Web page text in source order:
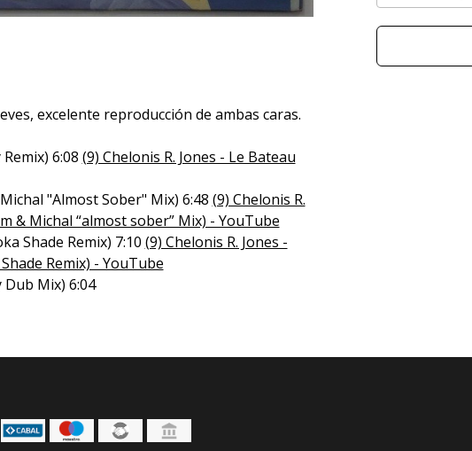
excelente reproducción de ambas caras.
6:08 (9) Chelonis R. Jones - Le Bateau
"Almost Sober" Mix) 6:48 (9) Chelonis R.
& Michal “almost sober” Mix) - YouTube
Shade Remix) 7:10 (9) Chelonis R. Jones -
Remix) - YouTube
Mix) 6:04